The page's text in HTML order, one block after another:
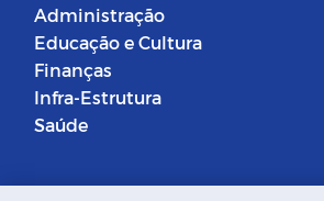
Administração
Educação e Cultura
Finanças
Infra-Estrutura
Saúde